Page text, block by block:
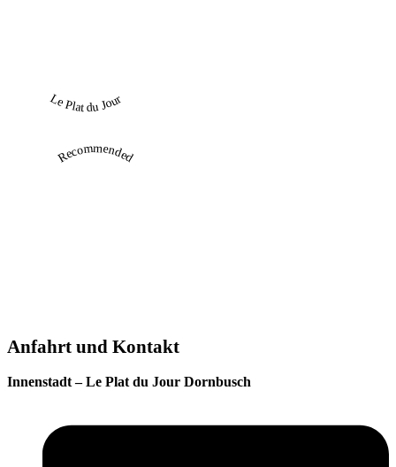
Le Plat du Jour
Recommended
Anfahrt und Kontakt
Innenstadt – Le Plat du Jour Dornbusch